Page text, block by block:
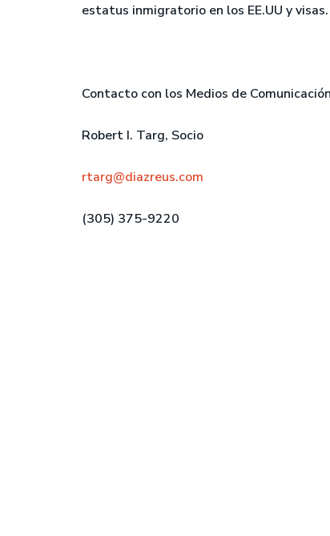
estatus inmigratorio en los EE.UU y visas.
Contacto con los Medios de
Robert I. Targ, Socio
rtarg@diazreus.com
(305) 375-9220